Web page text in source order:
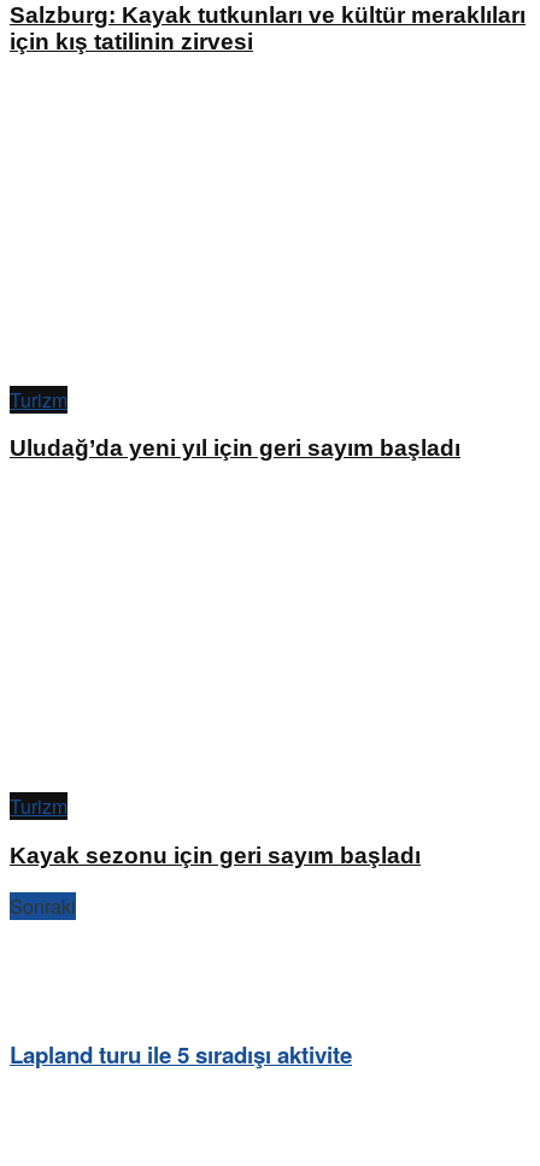
Salzburg: Kayak tutkunları ve kültür meraklıları
için kış tatilinin zirvesi
Turizm
Uludağ’da yeni yıl için geri sayım başladı
Turizm
Kayak sezonu için geri sayım başladı
Sonraki
Lapland turu ile 5 sıradışı aktivite